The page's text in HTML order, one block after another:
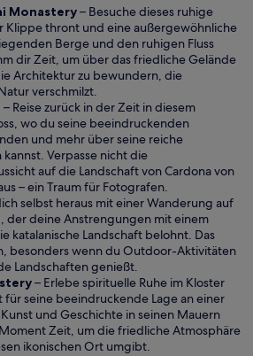
e
t
i
n
e
m
n
e
u
e
n
F
e
n
s
t
e
r
g
e
ö
f
f
n
MonasteryW
i
r
d
i
n
e
i
n
e
m
n
e
u
e
n
F
e
n
s
t
e
– Besuche dieses ruhige
Klippe thront und eine außergewöhnliche
Berge und den ruhigen Fluss
dir Zeit, um über das friedliche Gelände
Architektur zu bewundern, die
verschmilzt.
W
i
r
d
i
n
e
n
e
m
n
e
u
e
n
– Reise zurück in der Zeit in diesem
wo du seine beeindruckenden
und mehr über seine reiche
Verpasse nicht die
auf die Landschaft von Cardona von
– ein Traum für Fotografen.
selbst heraus mit einer Wanderung auf
der deine Anstrengungen mit einem
katalanische Landschaft belohnt. Das
besonders wenn du Outdoor-Aktivitäten
Landschaften genießt.
W
i
r
d
i
– Erlebe spirituelle Ruhe im Kloster
seine beeindruckende Lage an einer
und Geschichte in seinen Mauern
Zeit, um die friedliche Atmosphäre
ikonischen Ort umgibt.